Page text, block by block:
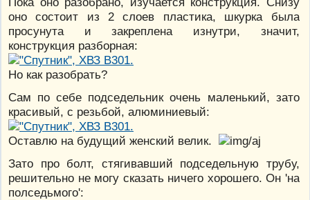
оно состоит из 2 слоев пластика, шкурка была
просунута и закреплена изнутри, значит,
конструкция разборная:
Но как разобрать?
Сам по себе подседельник очень маленький, зато
красивый, с резьбой, алюминиевый:
Оставлю на будущий женский велик.
Зато про болт, стягивавший подседельную трубу,
решительно не могу сказать ничего хорошего. Он 'на
полседьмого':